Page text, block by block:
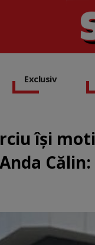
Exclusiv
își
Anda